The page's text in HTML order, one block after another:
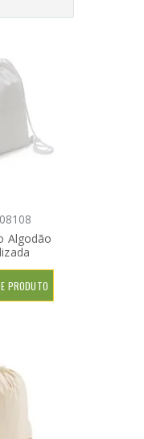
Algodão
PRODUTO